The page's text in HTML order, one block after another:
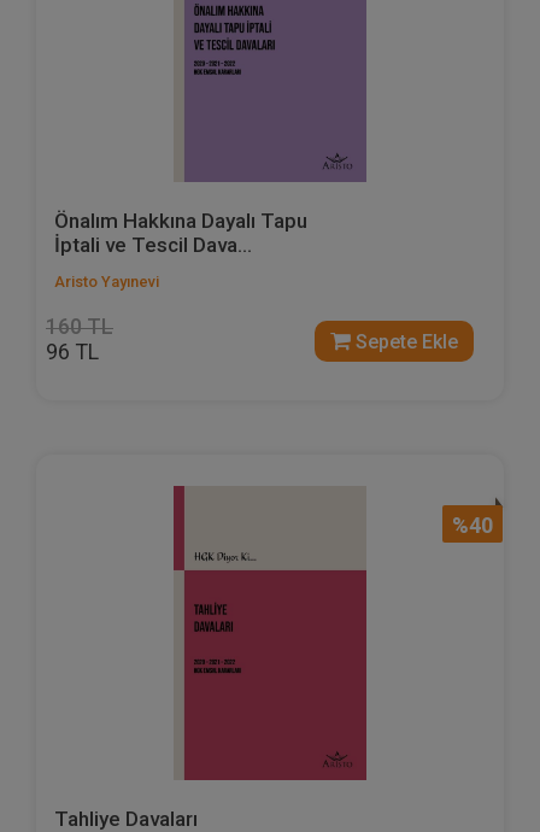
Önalım Hakkına Dayalı Tapu
İptali ve Tescil Dava...
Aristo Yayınevi
160 TL
96 TL Sepete Ekle
%40
Tahliye Davaları